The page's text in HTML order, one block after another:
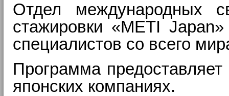
Отдел международных
стажировки «METI
специалистов со всего
Программа
японских компаниях.